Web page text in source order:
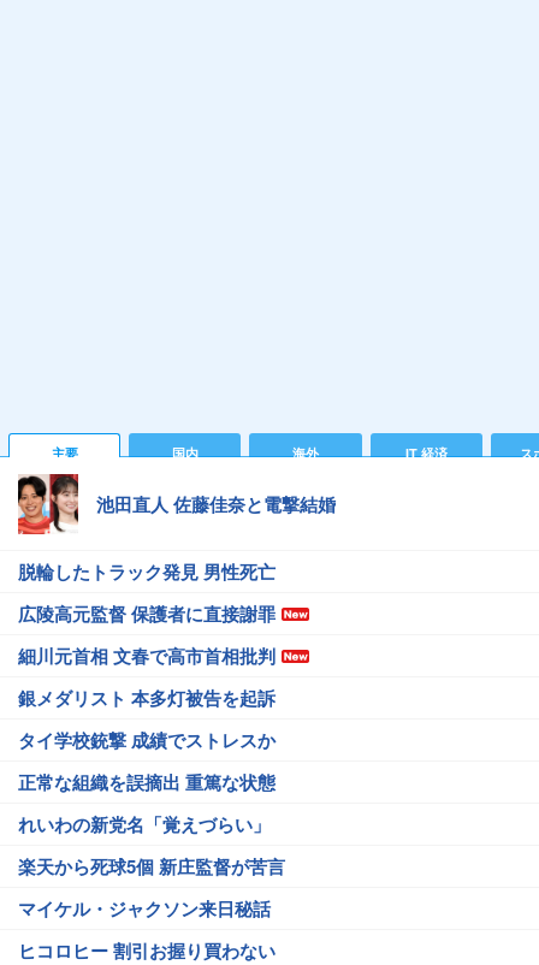
主要 国内 海外 IT 経済 ス
池田直人 佐藤佳奈と電撃結婚
脱輪したトラック発見 男性死亡
広陵高元監督 保護者に直接謝罪
細川元首相 文春で高市首相批判
銀メダリスト 本多灯被告を起訴
タイ学校銃撃 成績でストレスか
正常な組織を誤摘出 重篤な状態
れいわの新党名「覚えづらい」
楽天から死球5個 新庄監督が苦言
マイケル・ジャクソン来日秘話
ヒコロヒー 割引お握り買わない